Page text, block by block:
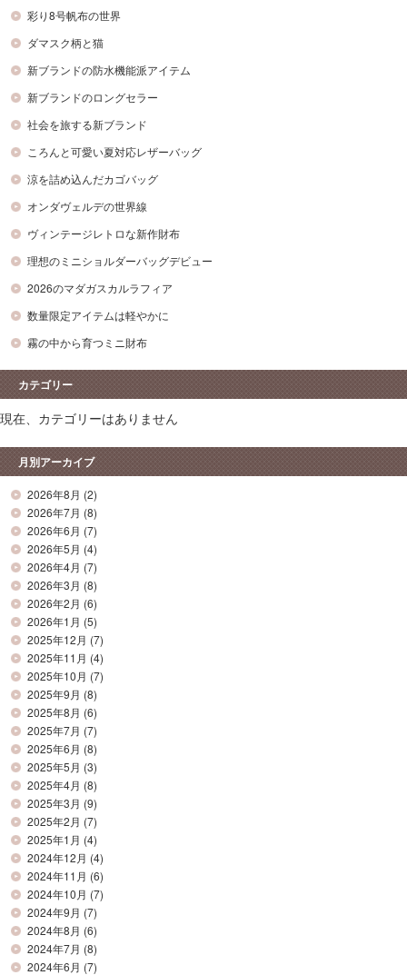
彩り8号帆布の世界
ダマスク柄と猫
新ブランドの防水機能派アイテム
新ブランドのロングセラー
社会を旅する新ブランド
ころんと可愛い夏対応レザーバッグ
涼を詰め込んだカゴバッグ
オンダヴェルデの世界線
ヴィンテージレトロな新作財布
理想のミニショルダーバッグデビュー
2026のマダガスカルラフィア
数量限定アイテムは軽やかに
霧の中から育つミニ財布
カテゴリー
現在、カテゴリーはありません
月別アーカイブ
2026年8月 (2)
2026年7月 (8)
2026年6月 (7)
2026年5月 (4)
2026年4月 (7)
2026年3月 (8)
2026年2月 (6)
2026年1月 (5)
2025年12月 (7)
2025年11月 (4)
2025年10月 (7)
2025年9月 (8)
2025年8月 (6)
2025年7月 (7)
2025年6月 (8)
2025年5月 (3)
2025年4月 (8)
2025年3月 (9)
2025年2月 (7)
2025年1月 (4)
2024年12月 (4)
2024年11月 (6)
2024年10月 (7)
2024年9月 (7)
2024年8月 (6)
2024年7月 (8)
2024年6月 (7)